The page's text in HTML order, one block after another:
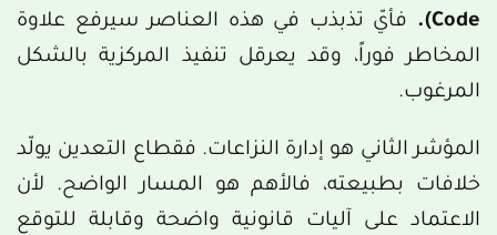
Code)
. فأيّ تذبذب في هذه العناصر سيرفع علاوة
المخاطر فوراً، وقد يعرقل تنفيذ المركزية بالشكل
المرغوب.
المؤشر الثاني هو إدارة النزاعات. فقطاع التعدين يولّد
خلافات بطبيعته، فالأهم هو المسار الواضح. لأن
الاعتماد على آليات قانونية واضحة وقابلة للتوقع